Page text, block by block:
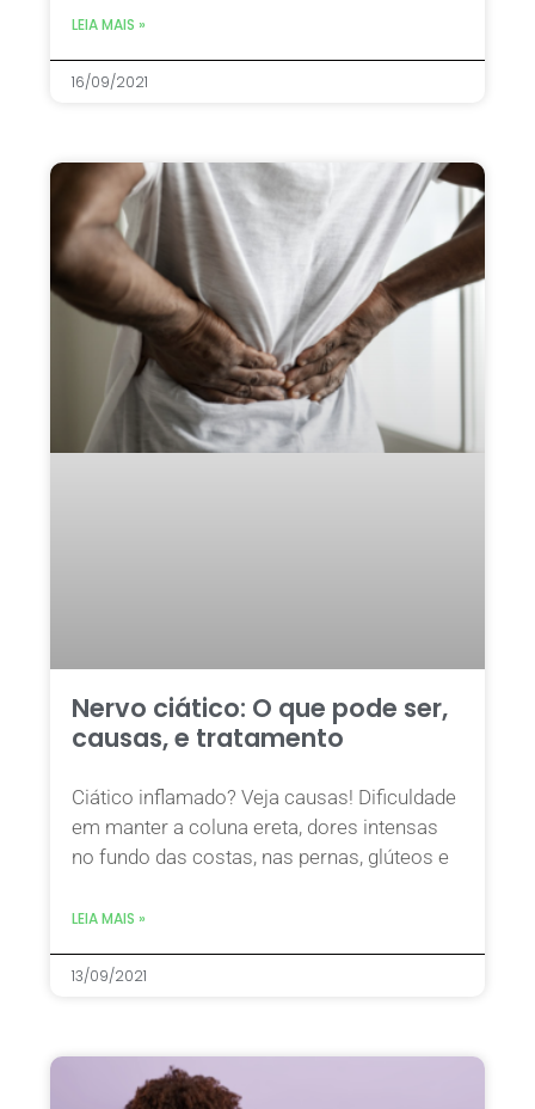
LEIA MAIS »
16/09/2021
Nervo ciático: O que pode ser,
causas, e tratamento
Ciático inflamado? Veja causas! Dificuldade
em manter a coluna ereta, dores intensas
no fundo das costas, nas pernas, glúteos e
LEIA MAIS »
13/09/2021